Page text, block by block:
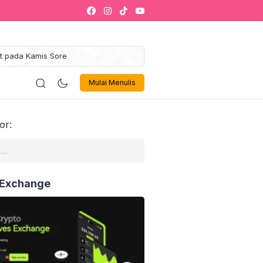
pada Kamis Sore
Maulid Akbar 2025
Jadi Muzakki
Sukses Siap Jadi Ikon
Inovasi dan Tata Kelola
Penerima Manfaat
Mulai Menulis
Politik Olahraga Musik 🎶